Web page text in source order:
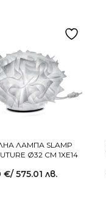
ЛАМПА SLAMP
Ø32 СМ 1XE14
€/ 575.01 лв.